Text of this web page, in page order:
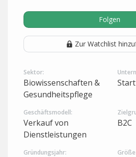
Folgen
Zur Watchlist
Sektor:
Biowissenschaften &
Gesundheitspflege
Geschäftsmodell:
Verkauf von
Dienstleistungen
B2C
Gründungsjahr: